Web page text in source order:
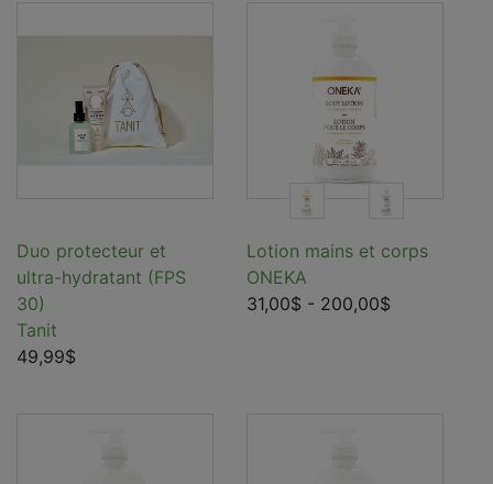
Duo protecteur et
ultra-hydratant (FPS
30)
Tanit
49,99$
Lotion mains et corps
ONEKA
31,00$ - 200,00$